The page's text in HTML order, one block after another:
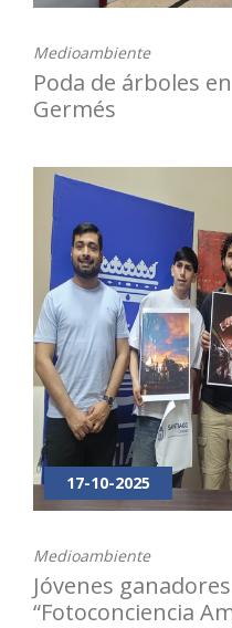
Medioambiente
Poda de árboles
Germés
17-10-2025
Medioambiente
Jóvenes
“Fotoconciencia